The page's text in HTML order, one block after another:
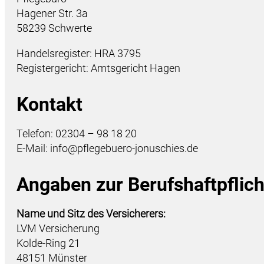
Hagener Str. 3a
58239 Schwerte
Handelsregister: HRA 3795
Registergericht: Amtsgericht Hagen
Kontakt
Telefon: 02304 – 98 18 20
E-Mail: info@pflegebuero-jonuschies.de
Angaben zur
Name und Sitz des Versicherers:
LVM Versicherung
Kolde-Ring 21
48151 Münster